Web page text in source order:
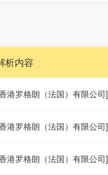
析内容
港罗格朗（法国）有限公司]
港罗格朗（法国）有限公司]
港罗格朗（法国）有限公司]